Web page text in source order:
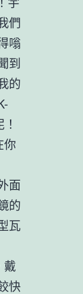
們
嗡
到
的
你
面
的
瓦
戴
快